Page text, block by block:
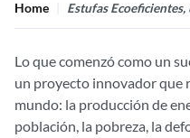
Home Estufas
Lo que comenzó como un
un proyecto innovador que
mundo: la producción de
población, la pobreza, la